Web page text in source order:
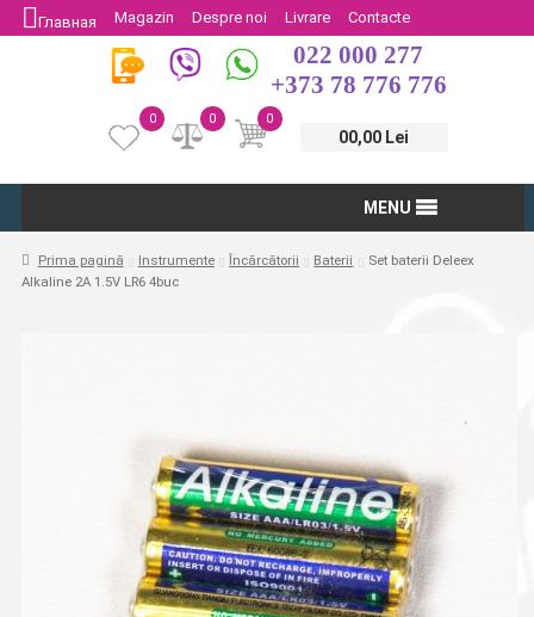
Главная Magazin Despre noi Livrare
Contacte
Protectia Consumatorului
Întoarcere
022 000 277
+373 78 776 776
0
00,00 Lei
0
0
MENU
Prima pagină Instrumente Încărcătorii Baterii
Set baterii Deleex
Alkaline 2A 1.5V LR6 4buc